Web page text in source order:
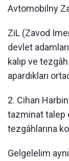
Avtomobilny
ZiL (Zavod
devlet
kalıp ve
apardıkları
2. Cihan
tazminat talep
tezgâhlarına
Gelgelelim